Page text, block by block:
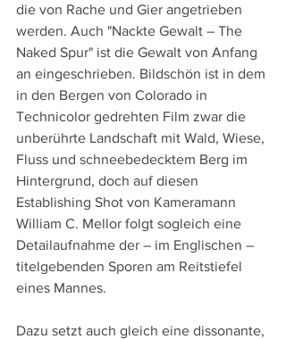
die von Rache und Gier angetrieben
werden. Auch "Nackte Gewalt – The
Naked Spur" ist die Gewalt von Anfang
an eingeschrieben. Bildschön ist in dem
in den Bergen von Colorado in
Technicolor gedrehten Film zwar die
unberührte Landschaft mit Wald, Wiese,
Fluss und schneebedecktem Berg im
Hintergrund, doch auf diesen
Establishing Shot von Kameramann
William C. Mellor folgt sogleich eine
Detailaufnahme der – im Englischen –
titelgebenden Sporen am Reitstiefel
eines Mannes.
Dazu setzt auch gleich eine dissonante,